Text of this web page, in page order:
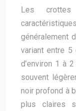
Les
généralement
variant entre 5
d’environ 1 à
souvent
noir profond à
plus claires